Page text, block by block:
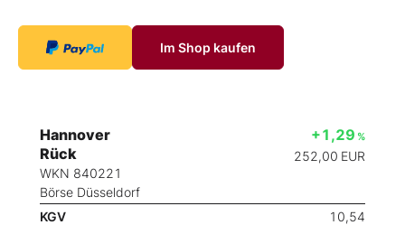
Im Shop kaufen
Hannover
Rück
WKN 840221
Börse Düsseldorf
+1,29 %
252,00 EUR
KGV
10,54